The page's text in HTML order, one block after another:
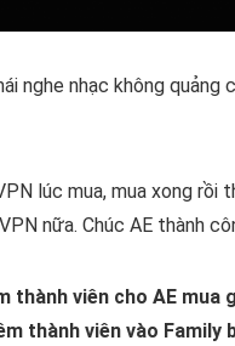
nghe nhạc không quảng
lúc mua, mua xong rồi
nữa. Chúc AE thành
thành viên cho AE mua
thành viên vào Family